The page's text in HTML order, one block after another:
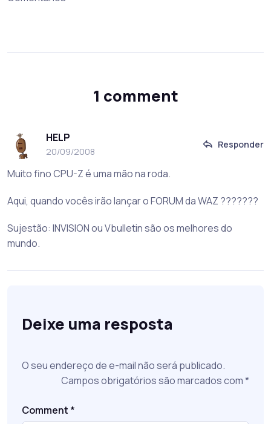
1 comment
HELP
20/09/2008
Responder
Muito fino CPU-Z é uma mão na roda.
Aqui, quando vocês irão lançar o FORUM da WAZ ???????
Sujestão: INVISION ou Vbulletin são os melhores do
mundo.
Deixe uma resposta
O seu endereço de e-mail não será publicado.
Campos obrigatórios são marcados com*
Comment *